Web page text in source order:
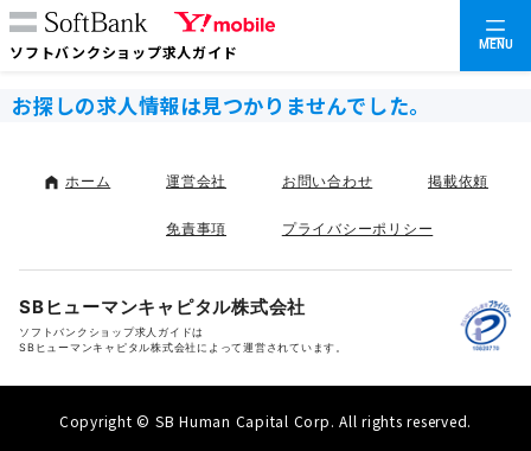
ソフトバンクショップ求人ガイド MENU
お探しの求人情報は見つかりませんでした。
ホーム 運営会社 お問い合わせ 掲載依頼
免責事項 プライバシーポリシー
SBヒューマンキャピタル株式会社
ソフトバンクショップ求人ガイドは
SBヒューマンキャピタル株式会社によって運営されています。
Copyright © SB Human Capital Corp. All rights reserved.